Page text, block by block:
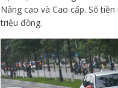
Nâng cao và Cao cấp. Số
triệu đồng.